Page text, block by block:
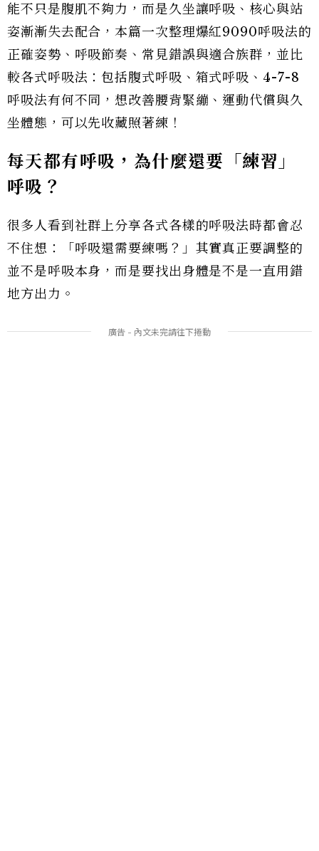
能不只是腹肌不夠力，而是久坐讓呼吸、核心與站
姿漸漸失去配合，本篇一次整理爆紅9090呼吸法的
正確姿勢、呼吸節奏、常見錯誤與適合族群，並比
較各式呼吸法：包括腹式呼吸、箱式呼吸、4-7-8
呼吸法有何不同，想改善腰背緊繃、運動代償與久
坐體態，可以先收藏照著練！
每天都有呼吸，為什麼還要「練習」
呼吸？
很多人看到社群上分享各式各樣的呼吸法時都會忍
不住想：「呼吸還需要練嗎？」其實真正要調整的
並不是呼吸本身，而是要找出身體是不是一直用錯
地方出力。